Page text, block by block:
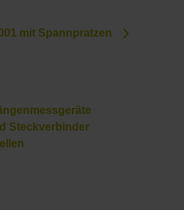
mit Spannpratzen
Steckverbinder